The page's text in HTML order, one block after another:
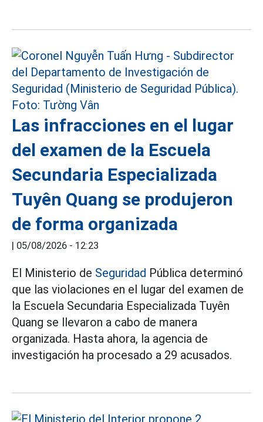
Las infracciones en el lugar
del examen de la Escuela
Secundaria Especializada
Tuyên Quang se produjeron
de forma organizada
| 05/08/2026 - 12:23
El Ministerio de Seguridad Pública determinó
que las violaciones en el lugar del examen de
la Escuela Secundaria Especializada Tuyên
Quang se llevaron a cabo de manera
organizada. Hasta ahora, la agencia de
investigación ha procesado a 29 acusados.